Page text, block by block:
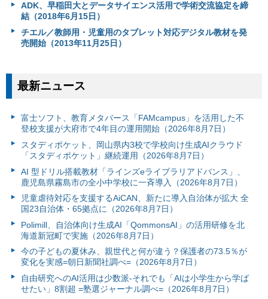
ADK、早稲田大とデータサイエンス活用で学術交流協定を締
結（2018年6月15日）
チエル／教師用・児童用のタブレット対応デジタル教材を発
売開始（2013年11月25日）
最新ニュース
富⼠ソフト、教育メタバース「FAMcampus」を活用した不
登校支援が大府市で4年目の運用開始（2026年8月7日）
スタディポケット、岡山県内3校で学校向け生成AIクラウド
「スタディポケット」継続運用（2026年8月7日）
AI 型ドリル搭載教材「ラインズeライブラリアドバンス」、
鹿児島県霧島市の全小中学校に一斉導入（2026年8月7日）
児童虐待対応を支援するAiCAN、新たに導入自治体が拡大 全
国23自治体・65拠点に（2026年8月7日）
Polimill、自治体向け生成AI「QommonsAI」の活用研修を北
海道新冠町で実施（2026年8月7日）
今の子どもの夏休み、親世代と何が違う？保護者の73.5％が
変化を実感=朝日新聞社調べ=（2026年8月7日）
自由研究へのAI活用は少数派-それでも「AIは小学生から学ば
せたい」8割超 =塾選ジャーナル調べ=（2026年8月7日）